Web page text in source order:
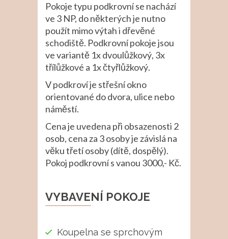
Pokoje typu podkrovní se nachází
ve 3 NP, do některých je nutno
použít mimo výtah i dřevěné
schodiště. Podkrovní pokoje jsou
ve variantě 1x dvoulůžkový, 3x
třílůžkové a 1x čtyřlůžkový.
V podkroví je střešní okno
orientované do dvora, ulice nebo
náměstí.
Cena je uvedena při obsazenosti 2
osob, cena za 3 osoby je závislá na
věku třetí osoby (dítě, dospělý).
Pokoj podkrovní s vanou 3000,- Kč.
VYBAVENÍ POKOJE
Koupelna se sprchovým